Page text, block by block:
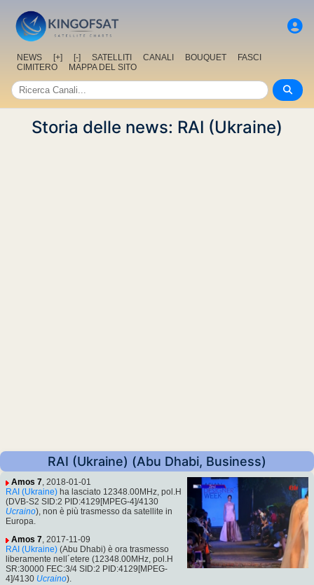
NEWS [+] [-] SATELLITI CANALI BOUQUET
FASCI
CIMITERO
MAPPA DEL SITO
Storia delle news: RAI (Ukraine)
RAI (Ukraine) (Abu Dhabi, Business)
Amos 7, 2018-01-01
RAI (Ukraine) ha lasciato 12348.00MHz, pol.H
(DVB-S2 SID:2 PID:4129[MPEG-4]/4130
Ucraino), non è più trasmesso da satellite in
Europa.
Amos 7, 2017-11-09
RAI (Ukraine) (Abu Dhabi) è ora trasmesso
liberamente nell´etere (12348.00MHz, pol.H
SR:30000 FEC:3/4 SID:2 PID:4129[MPEG-
4]/4130 Ucraino).